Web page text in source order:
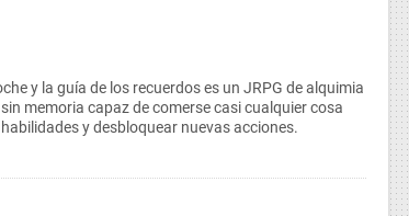
y la guía de los recuerdos es un JRPG de alquimia
memoria capaz de comerse casi cualquier cosa
y desbloquear nuevas acciones.